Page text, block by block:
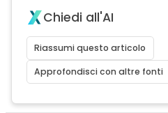
Chiedi all'AI
Riassumi questo articolo
Approfondisci con altre fonti